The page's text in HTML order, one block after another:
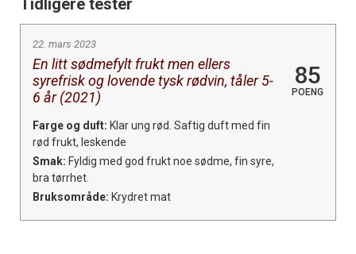
Tidligere tester
22. mars 2023
En litt sødmefylt frukt men ellers
syrefrisk og lovende tysk rødvin, tåler 5-
6 år (2021)
85
POENG
Farge og duft: Klar ung rød. Saftig duft med fin
rød frukt, leskende
Smak: Fyldig med god frukt noe sødme, fin syre,
bra tørrhet.
Bruksområde: Krydret mat